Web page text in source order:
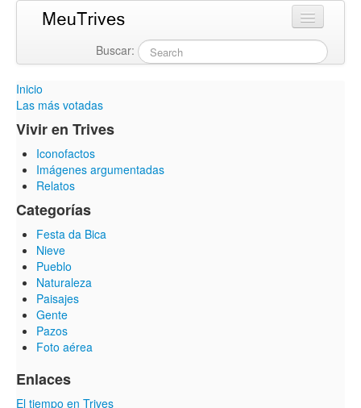
Buscar:
Inicio
Las más votadas
Vivir en Trives
Iconofactos
Imágenes argumentadas
Relatos
Categorías
Festa da Bica
Nieve
Pueblo
Naturaleza
Paisajes
Gente
Pazos
Foto aérea
Enlaces
El tiempo en Trives